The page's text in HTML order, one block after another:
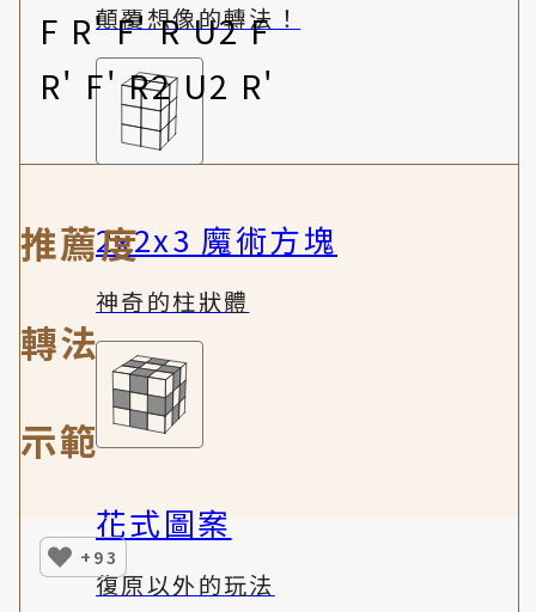
顛覆想像的轉法！
2x2x3 魔術方塊
神奇的柱狀體
花式圖案
復原以外的玩法
F R' F' R U2 F
R' F' R2 U2 R'
推薦度
轉法
示範
+93